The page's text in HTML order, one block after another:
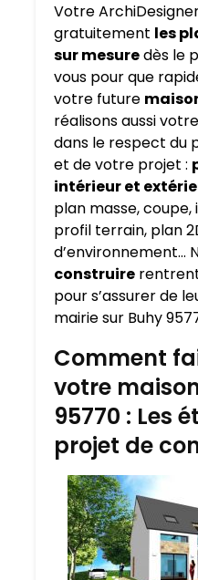
Votre
gratuitement les
sur mesuredès le
vous pour que
votre future
réalisons aussi
dans le respect du
et de votre projet :
intérieur et
plan masse,
profil terrain, plan
d’environnement…
construire
pour s’assurer de
mairie sur Buhy
Comment
votre
95770 : Les
projet de